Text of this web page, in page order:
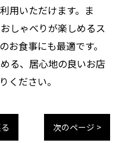
用いただけます。ま
しゃべりが楽しめるス
お食事にも最適です。
る、居心地の良いお店
ください。
次のページ >